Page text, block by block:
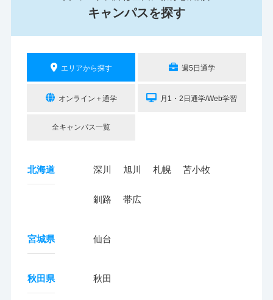
キャンパスを探す
エリアから探す 週5日通学
オンライン＋通学 月1・2日通学/Web学習
全キャンパス一覧
北海道 深川 旭川 札幌 苫小牧
釧路 帯広
宮城県 仙台
秋田県 秋田